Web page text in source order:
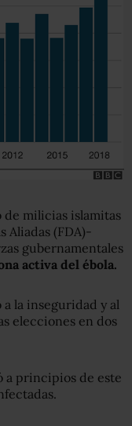
de milicias islamitas
Aliadas (FDA)-
gubernamentales
activa del ébola.
la inseguridad y al
elecciones en dos
a principios de este